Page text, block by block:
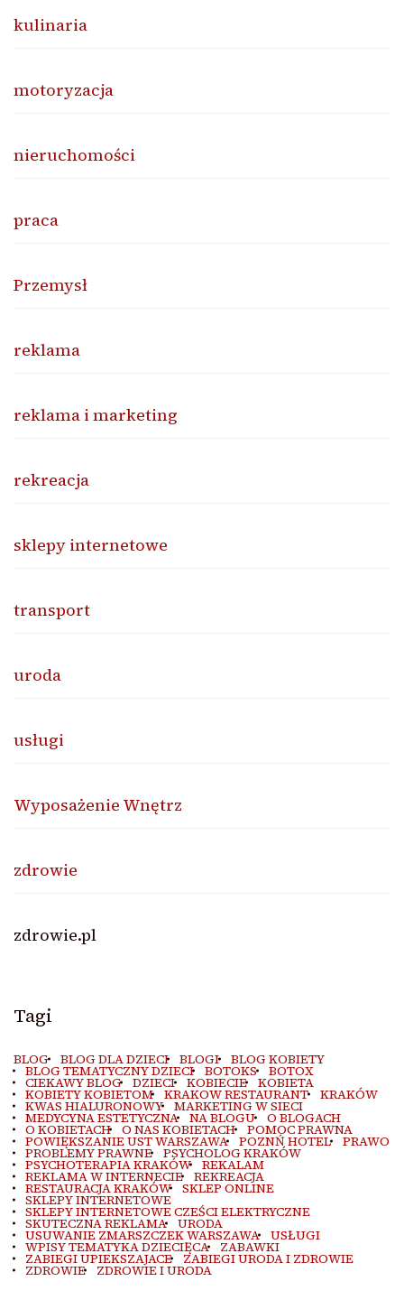
kulinaria
motoryzacja
nieruchomości
praca
Przemysł
reklama
reklama i marketing
rekreacja
sklepy internetowe
transport
uroda
usługi
Wyposażenie Wnętrz
zdrowie
zdrowie.pl
Tagi
BLOG BLOG DLA DZIECI BLOGI BLOG KOBIETY
BLOG TEMATYCZNY DZIECI BOTOKS BOTOX
CIEKAWY BLOG DZIECI KOBIECIE KOBIETA
KOBIETY KOBIETOM KRAKOW RESTAURANT KRAKÓW
KWAS HIALURONOWY MARKETING W SIECI
MEDYCYNA ESTETYCZNA NA BLOGU O BLOGACH
O KOBIETACH O NAS KOBIETACH POMOC PRAWNA
POWIĘKSZANIE UST WARSZAWA POZNŃ HOTEL PRAWO
PROBLEMY PRAWNE PSYCHOLOG KRAKÓW
PSYCHOTERAPIA KRAKÓW REKALAM
REKLAMA W INTERNECIE REKREACJA
RESTAURACJA KRAKÓW SKLEP ONLINE
SKLEPY INTERNETOWE
SKLEPY INTERNETOWE CZEŚCI ELEKTRYCZNE
SKUTECZNA REKLAMA URODA
USUWANIE ZMARSZCZEK WARSZAWA USŁUGI
WPISY TEMATYKA DZIECIĘCA ZABAWKI
ZABIEGI UPIEKSZAJACE ZABIEGI URODA I ZDROWIE
ZDROWIE ZDROWIE I URODA